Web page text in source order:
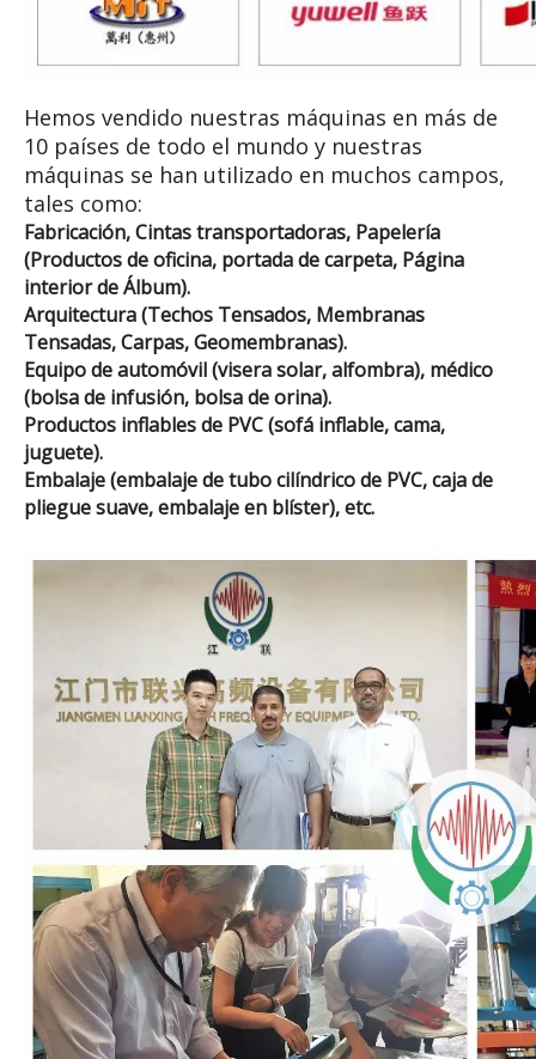
Hemos vendido nuestras máquinas en más de
10 países de todo el mundo y nuestras
máquinas se han utilizado en muchos campos,
tales como:
Fabricación, Cintas transportadoras, Papelería
(Productos de oficina, portada de carpeta, Página
interior de Álbum).
Arquitectura (Techos Tensados, Membranas
Tensadas, Carpas, Geomembranas).
Equipo de automóvil (visera solar, alfombra), médico
(bolsa de infusión, bolsa de orina).
Productos inflables de PVC (sofá inflable, cama,
juguete).
Embalaje (embalaje de tubo cilíndrico de PVC, caja de
pliegue suave, embalaje en blíster), etc.